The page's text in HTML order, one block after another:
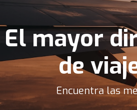
El mayor
de
Encuentra las